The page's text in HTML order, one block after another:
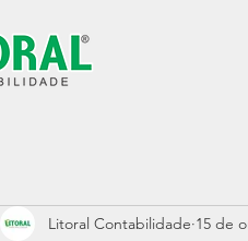
Litoral Contabilidade 15 de